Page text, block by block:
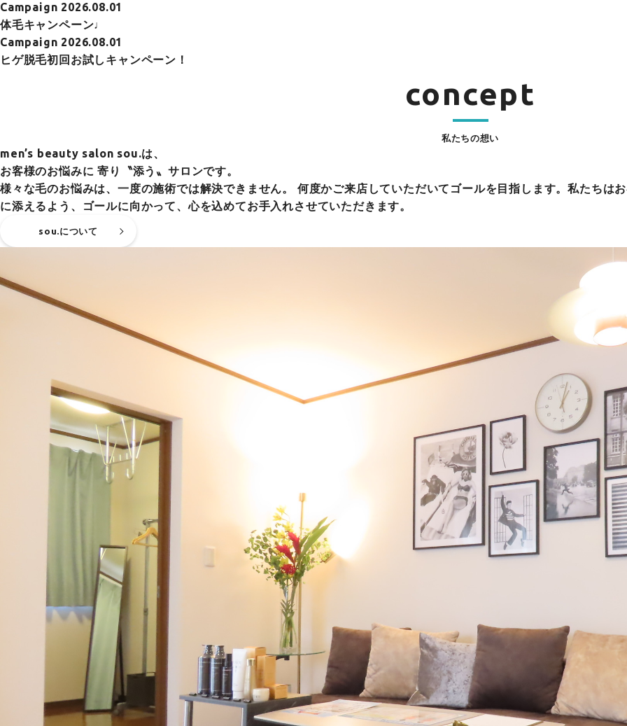
Campaign 2026.08.01
体毛キャンペーン♩
Campaign 2026.08.01
ヒゲ脱毛初回お試しキャンペーン！
concept
私たちの想い
men’s beauty salon sou.は、
お客様のお悩みに 寄り〝添う〟サロンです。
様々な毛のお悩みは、一度の施術では解決できません。 何度かご来店していただいてゴールを目指します。私たちは
に添えるよう、ゴールに向かって、心を込めてお手入れさせていただきます。
sou.について